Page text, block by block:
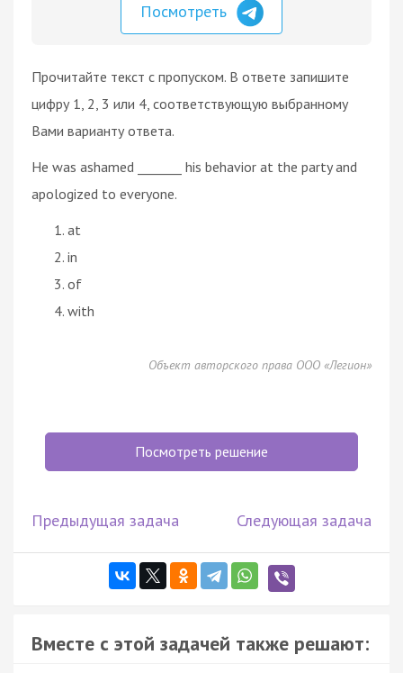
Посмотреть
Прочитайте текст с пропуском. В ответе запишите
цифру 1, 2, 3 или 4, соответствующую выбранному
Вами варианту ответа.
He was ashamed _______ his behavior at the party and
apologized to everyone.
at
in
of
with
Объект авторского права ООО «Легион»
Посмотреть решение
Предыдущая задача Следующая задача
Вместе с этой задачей также решают: